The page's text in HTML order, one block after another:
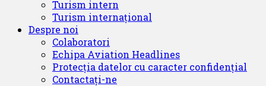
Turism intern
Turism internațional
Despre noi
Colaboratori
Echipa Aviation Headlines
Protecția datelor cu caracter confidențial
Contactați-ne